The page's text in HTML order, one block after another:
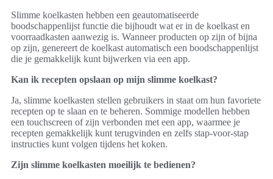
Slimme koelkasten hebben een geautomatiseerde
boodschappenlijst functie die bijhoudt wat er in de koelkast en
voorraadkasten aanwezig is. Wanneer producten op zijn of bijna
op zijn, genereert de koelkast automatisch een boodschappenlijst
die je gemakkelijk kunt bijwerken via een app.
Kan ik recepten opslaan op mijn slimme koelkast?
Ja, slimme koelkasten stellen gebruikers in staat om hun favoriete
recepten op te slaan en te beheren. Sommige modellen hebben
een touchscreen of zijn verbonden met een app, waarmee je
recepten gemakkelijk kunt terugvinden en zelfs stap-voor-stap
instructies kunt volgen tijdens het koken.
Zijn slimme koelkasten moeilijk te bedienen?